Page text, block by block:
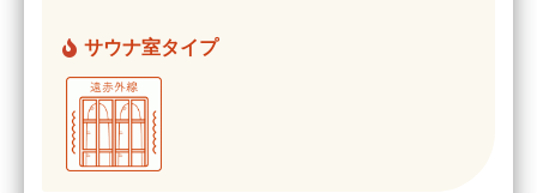
サウナ室タイプ